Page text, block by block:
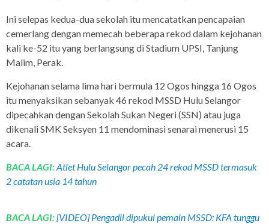
Ini selepas kedua-dua sekolah itu mencatatkan pencapaian
cemerlang dengan memecah beberapa rekod dalam kejohanan
kali ke-52 itu yang berlangsung di Stadium UPSI, Tanjung
Malim, Perak.
Kejohanan selama lima hari bermula 12 Ogos hingga 16 Ogos
itu menyaksikan sebanyak 46 rekod MSSD Hulu Selangor
dipecahkan dengan Sekolah Sukan Negeri (SSN) atau juga
dikenali SMK Seksyen 11 mendominasi senarai menerusi 15
acara.
BACA LAGI:Atlet Hulu Selangor pecah 24 rekod MSSD termasuk
2 catatan usia 14 tahun
BACA LAGI:[VIDEO] Pengadil dipukul pemain MSSD: KFA tunggu